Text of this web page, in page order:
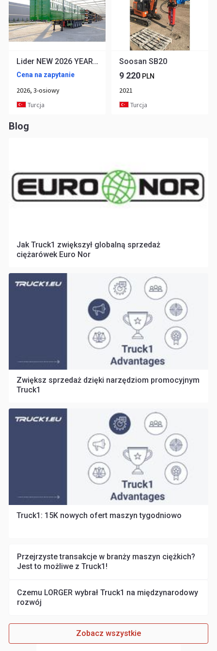
Lider NEW 2026 YEAR READY IN STOCKS From MANUFACTURER STOCK
Cena na zapytanie
2026, 3-osiowy
Turcja
Soosan SB20
9 220 PLN
2021
Turcja
Blog
Jak Truck1 zwiększył globalną sprzedaż
ciężarówek Euro Nor
Zwiększ sprzedaż dzięki narzędziom promocyjnym
Truck1
Truck1: 15K nowych ofert maszyn tygodniowo
Przejrzyste transakcje w branży maszyn ciężkich?
Jest to możliwe z Truck1!
Czemu LORGER wybrał Truck1 na międzynarodowy
rozwój
Zobacz wszystkie